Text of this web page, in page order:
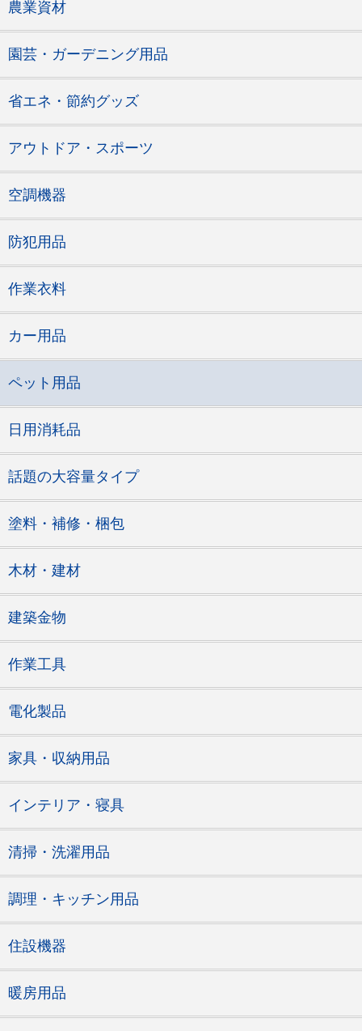
農業資材
園芸・ガーデニング用品
省エネ・節約グッズ
アウトドア・スポーツ
空調機器
防犯用品
作業衣料
カー用品
ペット用品
日用消耗品
話題の大容量タイプ
塗料・補修・梱包
木材・建材
建築金物
作業工具
電化製品
家具・収納用品
インテリア・寝具
清掃・洗濯用品
調理・キッチン用品
住設機器
暖房用品